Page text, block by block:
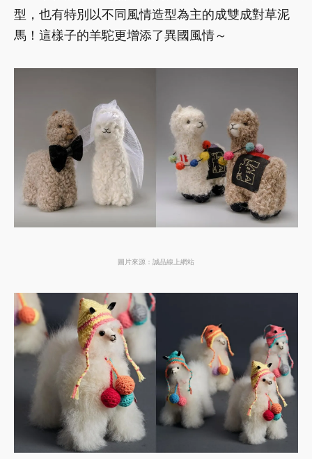
型，也有特別以不同風情造型為主的成雙成對草泥
馬！這樣子的羊駝更增添了異國風情～
圖片來源：誠品線上網站